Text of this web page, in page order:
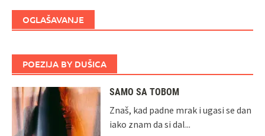
OGLAŠAVANJE
POEZIJA BY DUŠICA
SAMO SA TOBOM
Znaš, kad padne mrak i ugasi se dan
iako znam da si dal...